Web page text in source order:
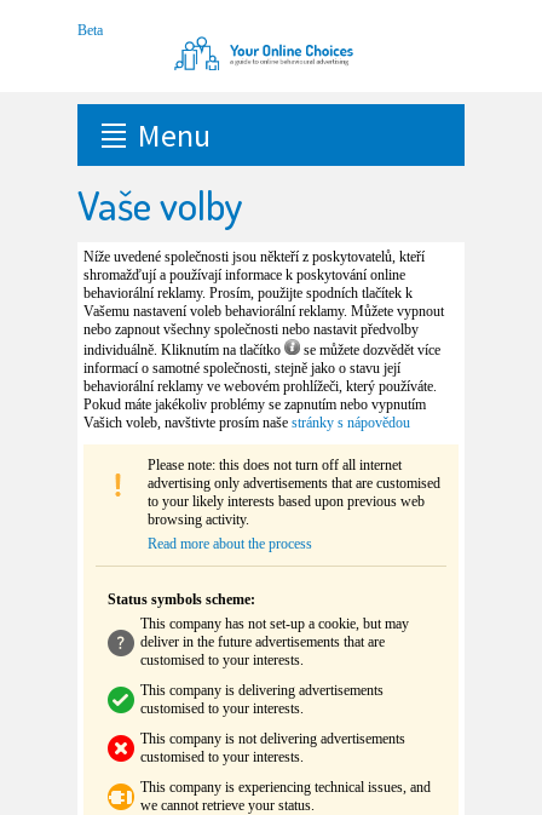
Menu
Vaše volby
Níže uvedené společnosti jsou někteří z poskytovatelů, kteří
shromažďují a používají informace k poskytování online
behaviorální reklamy. Prosím, použijte spodních tlačítek k
Vašemu nastavení voleb behaviorální reklamy. Můžete vypnout
nebo zapnout všechny společnosti nebo nastavit předvolby
individuálně. Kliknutím na tlačítko
se můžete dozvědět více
informací o samotné společnosti, stejně jako o stavu její
behaviorální reklamy ve webovém prohlížeči, který používáte.
Pokud máte jakékoliv problémy se zapnutím nebo vypnutím
Vašich voleb, navštivte prosím naše stránky s nápovědou
Please note: this does not turn off all internet
advertising only advertisements that are customised
to your likely interests based upon previous web
browsing activity.
Read more about the process
Status symbols scheme:
This company has not set-up a cookie, but may
deliver in the future advertisements that are
customised to your interests.
This company is delivering advertisements
customised to your interests.
This company is not delivering advertisements
customised to your interests.
This company is experiencing technical issues, and
we cannot retrieve your status.